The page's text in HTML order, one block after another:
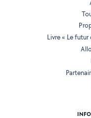
Livre « Le